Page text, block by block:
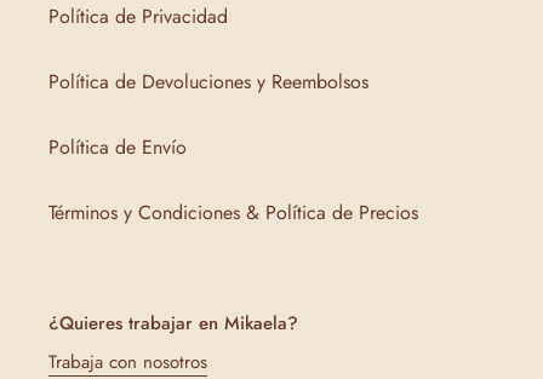
Política de Privacidad
Política de Devoluciones y Reembolsos
Política de Envío
Términos y Condiciones & Política de Precios
¿Quieres trabajar en Mikaela?
Trabaja con nosotros